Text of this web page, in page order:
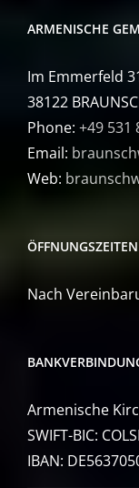
ARMENISCHE
Im Emmerfeld
38122
Phone: +49 531
Email:
Web:
ÖFFNUNGSZEITEN
Nach
Armenische
SWIFT-BIC:
IBAN: